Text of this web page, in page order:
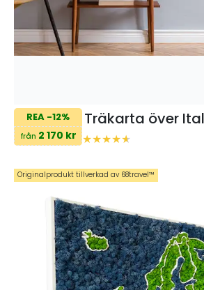
REA -12%
från 2 170 kr
Träkarta över
Originalprodukt tillverkad av 68travel™️